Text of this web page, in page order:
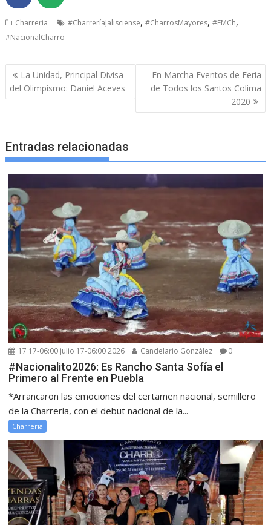
Charreria #CharreríaJalisciense,#CharrosMayores,#FMCh,
#NacionalCharro
Navegación
de
entradas
La Unidad, Principal Divisa
del Olimpismo: Daniel Aceves
En Marcha Eventos de Feria
de Todos los Santos Colima
2020
Entradas relacionadas
17 17-06:00 julio 17-06:00 2026 Candelario González 0
#Nacionalito2026: Es Rancho Santa Sofía el
Primero al Frente en Puebla
*Arrancaron las emociones del certamen nacional, semillero
de la Charrería, con el debut nacional de la...
Charreria